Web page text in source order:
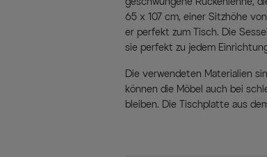
65 x 107 cm, einer Sitzhöhe
er perfekt zum Tisch. Die
sie perfekt zu jedem
Die verwendeten Materialien
können die Möbel auch bei
bleiben. Die Tischplatte aus
schnittbeständig und somit
Platte aus Glas, auf die eine
Textilenbespannung (70%